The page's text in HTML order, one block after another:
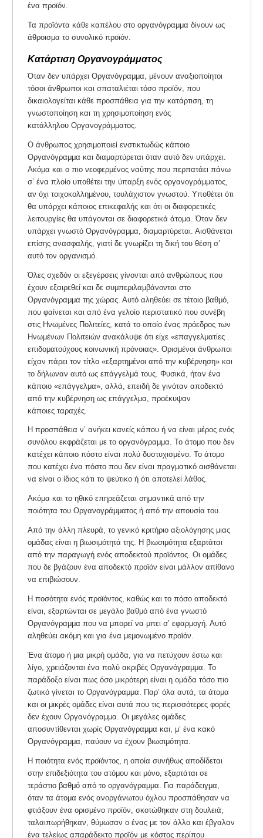
ένα προϊόν.
Τα προϊόντα κάθε καπέλου στο οργανόγραμμα δίνουν ως
άθροισμα το συνολικό προϊόν.
Κατάρτιση Οργανογράμματος
Όταν δεν υπάρχει Οργανόγραμμα, μένουν αναξιοποίητοι
τόσοι άνθρωποι και σπαταλιέται τόσο προϊόν, που
δικαιολογείται κάθε προσπάθεια για την κατάρτιση, τη
γνωστοποίηση και τη χρησιμοποίηση ενός
κατάλληλου Οργανογράμματος.
Ο άνθρωπος χρησιμοποιεί ενστικτωδώς κάποιο
Οργανόγραμμα και διαμαρτύρεται όταν αυτό δεν υπάρχει.
Ακόμα και ο πιο νεοφερμένος ναύτης που περπατάει πάνω
σ’ ένα πλοίο υποθέτει την ύπαρξη ενός οργανογράμματος,
αν όχι τοιχοκολλημένου, τουλάχιστον γνωστού. Υποθέτει ότι
θα υπάρχει κάποιος επικεφαλής και ότι οι διαφορετικές
λειτουργίες θα υπάγονται σε διαφορετικά άτομα. Όταν δεν
υπάρχει γνωστό Οργανόγραμμα, διαμαρτύρεται. Αισθάνεται
επίσης ανασφαλής, γιατί δε γνωρίζει τη δική του θέση σ’
αυτό τον οργανισμό.
Όλες σχεδόν οι εξεγέρσεις γίνονται από ανθρώπους που
έχουν εξαιρεθεί και δε συμπεριλαμβάνονται στο
Οργανόγραμμα της χώρας. Αυτό αληθεύει σε τέτοιο βαθμό,
που φαίνεται και από ένα γελοίο περιστατικό που συνέβη
στις Ηνωμένες Πολιτείες, κατά το οποίο ένας πρόεδρος των
Ηνωμένων Πολιτειών ανακάλυψε ότι είχε «επαγγελματίες .
επιδοματούχους κοινωνική πρόνοιας». Ορισμένοι άνθρωποι
είχαν πάρει τον τίτλο «εξαρτημένοι από την κυβέρνηση» και
το δήλωναν αυτό ως επάγγελμά τους. Φυσικά, ήταν ένα
κάποιο «επάγγελμα», αλλά, επειδή δε γινόταν αποδεκτό
από την κυβέρνηση ως επάγγελμα, προέκυψαν
κάποιες ταραχές.
Η προσπάθεια ν’ ανήκει κανείς κάπου ή να είναι μέρος ενός
συνόλου εκφράζεται με το οργανόγραμμα. Το άτομο που δεν
κατέχει κάποιο πόστο είναι πολύ δυστυχισμένο. Το άτομο
που κατέχει ένα πόστο που δεν είναι πραγματικό αισθάνεται
να είναι ο ίδιος κάτι το ψεύτικο ή ότι αποτελεί λάθος.
Ακόμα και το ηθικό επηρεάζεται σημαντικά από την
ποιότητα του Οργανογράμματος ή από την απουσία του.
Από την άλλη πλευρά, το γενικό κριτήριο αξιολόγησης μιας
ομάδας είναι η βιωσιμότητά της. Η βιωσιμότητα εξαρτάται
από την παραγωγή ενός αποδεκτού προϊόντος. Οι ομάδες
που δε βγάζουν ένα αποδεκτό προϊόν είναι μάλλον απίθανο
να επιβιώσουν.
Η ποσότητα ενός προϊόντος, καθώς και το πόσο αποδεκτό
είναι, εξαρτώνται σε μεγάλο βαθμό από ένα γνωστό
Οργανόγραμμα που να μπορεί να μπει σ’ εφαρμογή. Αυτό
αληθεύει ακόμη και για ένα μεμονωμένο προϊόν.
Ένα άτομο ή μια μικρή ομάδα, για να πετύχουν έστω και
λίγο, χρειάζονται ένα πολύ ακριβές Οργανόγραμμα. Το
παράδοξο είναι πως όσο μικρότερη είναι η ομάδα τόσο πιο
ζωτικό γίνεται το Οργανόγραμμα. Παρ’ όλα αυτά, τα άτομα
και οι μικρές ομάδες είναι αυτά που τις περισσότερες φορές
δεν έχουν Οργανόγραμμα. Οι μεγάλες ομάδες
αποσυντίθενται χωρίς Οργανόγραμμα και, μ’ ένα κακό
Οργανόγραμμα, παύουν να έχουν βιωσιμότητα.
Η ποιότητα ενός προϊόντος, η οποία συνήθως αποδίδεται
στην επιδεξιότητα του ατόμου και μόνο, εξαρτάται σε
τεράστιο βαθμό από το οργανόγραμμα. Για παράδειγμα,
όταν τα άτομα ενός ανοργάνωτου όχλου προσπάθησαν να
φτιάξουν ένα ορισμένο προϊόν, σκοτώθηκαν στη δουλειά,
ταλαιπωρήθηκαν, θύμωσαν ο ένας με τον άλλο και έβγαλαν
ένα τελείως απαράδεκτο προϊόν με κόστος περίπου